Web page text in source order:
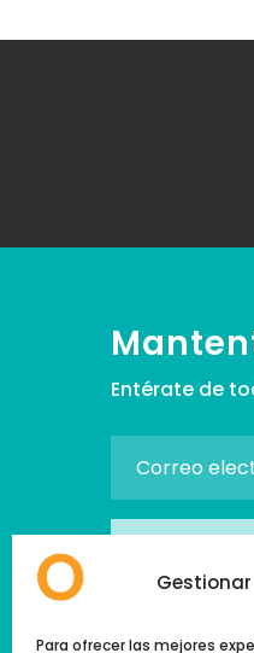
Para ofrecer las mejores
Entérate de